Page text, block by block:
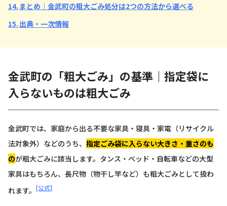
14. まとめ｜金武町の粗大ごみ処分は2つの方法から選べる
15. 出典・一次情報
金武町の「粗大ごみ」の基準｜指定袋に
入らないものは粗大ごみ
金武町では、家庭から出る不要な家具・寝具・家電（リサイクル
法対象外）などのうち、 指定ごみ袋に入らない大きさ・重さのも
のが粗大ごみに該当します。タンス・ベッド・自転車などの大型
家具はもちろん、長尺物（物干し竿など）も粗大ごみとして扱わ
れます。 [公式]